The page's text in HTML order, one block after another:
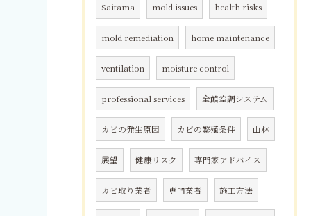
Saitama mold issues health risks
mold remediation home maintenance
ventilation moisture control
professional services 全館空調システム
カビの発生原因 カビの繁殖条件 山林
展望 健康リスク 専門家アドバイス
カビ取り業者 専門業者 施工方法